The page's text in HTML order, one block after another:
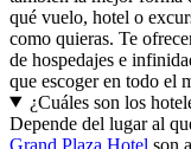
qué vuelo, hotel o
como quieras. Te
de hospedajes e
que escoger en todo el
¿Cuáles son los
Depende del lugar al
Grand Plaza Hotel son